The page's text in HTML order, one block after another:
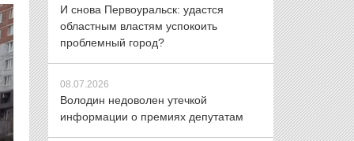
И снова Первоуральск: удастся
областным властям успокоить
проблемный город?
08.07.2026
Володин недоволен утечкой
информации о премиях депутатам